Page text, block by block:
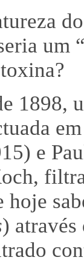
1898,
e
hoje
)